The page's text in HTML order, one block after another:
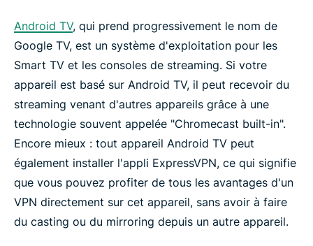
Android TV, qui prend progressivement le nom de
Google TV, est un système d'exploitation pour les
Smart TV et les consoles de streaming. Si votre
appareil est basé sur Android TV, il peut recevoir du
streaming venant d'autres appareils grâce à une
technologie souvent appelée "Chromecast built-in".
Encore mieux : tout appareil Android TV peut
également installer l'appli ExpressVPN, ce qui signifie
que vous pouvez profiter de tous les avantages d'un
VPN directement sur cet appareil, sans avoir à faire
du casting ou du mirroring depuis un autre appareil.